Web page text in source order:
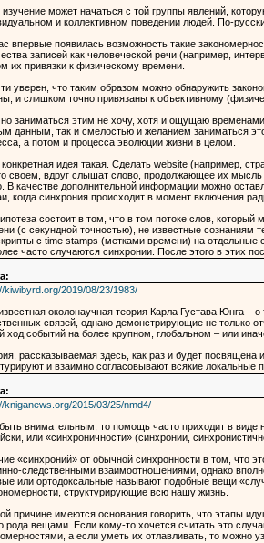
изучение может начаться с той группы явлений,
и коллективном поведении людей. По-
впервые появилась возможность такие
записей как человеческой речи (например,
их привязки к физическому времени.
уверен, что таким образом можно обнаружить
и слишком точно привязаны к объективному
заниматься этим не хочу, хотя и ощущаю
данным, так и смелостью и желанием заниматься
а потом и процесса эволюции жизни в целом.
идея такая. Сделать website (например,
своем, вдруг слышат слово, продолжающее их мысль
В качестве дополнительной информации можно
когда синхрония происходит в момент включения
состоит в том, что в том потоке слов,
(с секундной точностью), не известные сознаниям
с time stamps (метками времени) на отдельные
часто случаются синхронии. После этого в этих
kiwibyrd.org/2019/08/23/1983/
околонаучная теория Карла Густава Юнга
связей, однако демонстрирующие не только
ход событий на более крупном, глобальном – или
рассказываемая здесь, как раз и будет
и взаимно согласовывают всякие
kniganews.org/2015/03/25/nmd4/
внимательным, то помощь часто приходит в виде
или «синхроничности» (синхронии,
«синхроний» от обычной синхронности в том, что
следственными взаимоотношениями, однако
или ортодоксальные называют подобные вещи
структурирующие всю нашу жизнь.
причине имеются основания говорить, что этапы
рода вещами. Если кому-то хочется считать это
а если уметь их отлавливать, то можно